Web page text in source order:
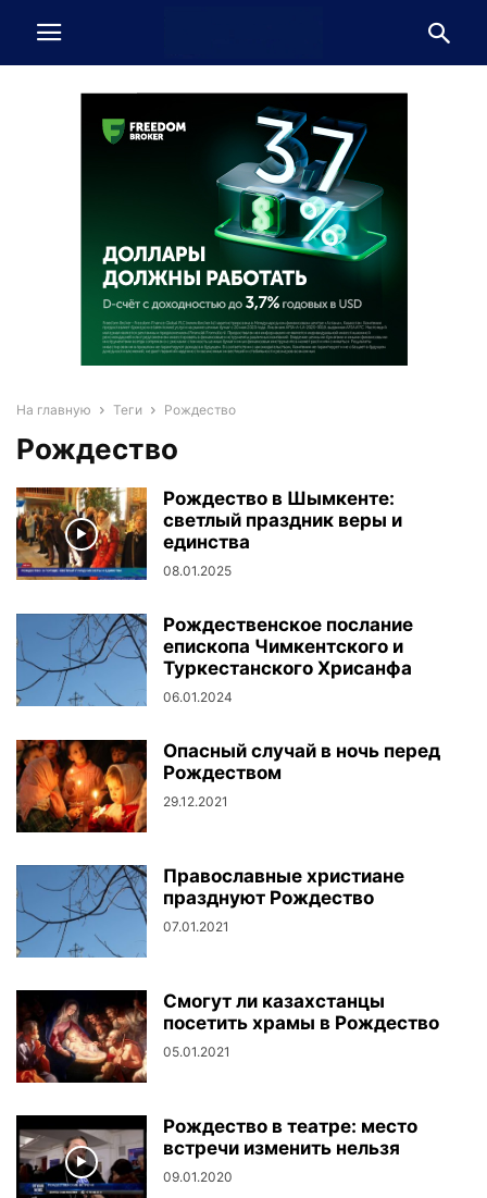
На главную Теги Рождество
Рождество
Рождество в Шымкенте:
светлый праздник веры и
единства
08.01.2025
Рождественское послание
епископа Чимкентского и
Туркестанского Хрисанфа
06.01.2024
Опасный случай в ночь перед
Рождеством
29.12.2021
Православные христиане
празднуют Рождество
07.01.2021
Смогут ли казахстанцы
посетить храмы в Рождество
05.01.2021
Рождество в театре: место
встречи изменить нельзя
09.01.2020